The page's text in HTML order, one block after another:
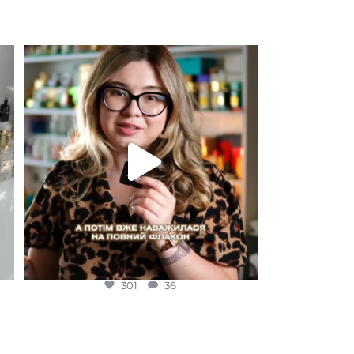
Для замовлення переходьте на сайт або в
Instagram...
301 36
301 36